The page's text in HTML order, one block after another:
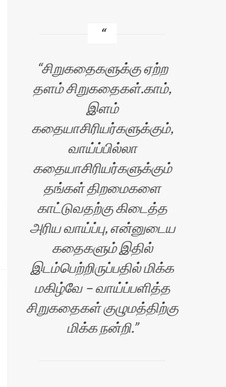
சிறுகதைகளுக்கு ஏற்ற
தளம் சிறுகதைகள்.காம்,
இளம்
கதையாசிரியர்களுக்கும்,
வாய்ப்பில்லா
கதையாசிரியர்களுக்கும்
தங்கள் திறமைகளை
காட்டுவதற்கு கிடைத்த
அரிய வாய்ப்பு, என்னுடைய
கதைகளும் இதில்
இடம்பெற்றிருப்பதில் மிக்க
மகிழ்வே – வாய்ப்பளித்த
சிறுகதைகள் குழுமத்திற்கு
மிக்க நன்றி.